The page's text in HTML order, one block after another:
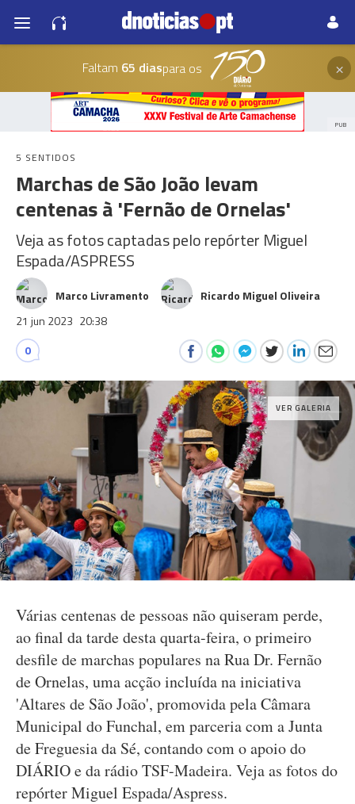
Faltam 65 diaspara os ×
PUB
5 SENTIDOS
Marchas de São João levam
centenas à 'Fernão de Ornelas'
Veja as fotos captadas pelo repórter Miguel
Espada/ASPRESS
Marco Livramento
Ricardo Miguel Oliveira
21 jun 2023 20:38
0
VER GALERIA
Várias centenas de pessoas não quiseram perde,
ao final da tarde desta quarta-feira, o primeiro
desfile de marchas populares na Rua Dr. Fernão
de Ornelas, uma acção incluída na iniciativa
'Altares de São João', promovida pela Câmara
Municipal do Funchal, em parceria com a Junta
de Freguesia da Sé, contando com o apoio do
DIÁRIO e da rádio TSF-Madeira. Veja as fotos do
repórter Miguel Espada/Aspress.